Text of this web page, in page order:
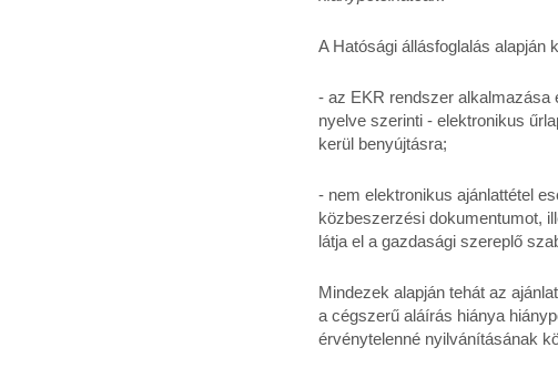
A Hatósági állásfoglalás alapján
- az EKR rendszer alkalmazása
nyelve szerinti - elektronikus
kerül benyújtásra;
- nem elektronikus ajánlattétel
közbeszerzési dokumentumot,
látja el a gazdasági szereplő
Mindezek alapján tehát az
a cégszerű aláírás hiánya
érvénytelenné nyilvánításának